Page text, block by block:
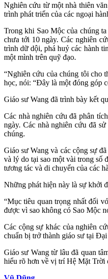
Nghiên cứu từ một nhà thiên
trình phát triển của các ngoại
Trong khi Sao Mộc của chúng
chưa tới 10 ngày. Các nghiên
trình dữ dội, phá huỷ các hành
một mình trên quỹ đạo.
“Nghiên cứu của chúng tôi cho
học, nói: “Đây là một đóng góp
Giáo sư Wang đã trình bày kết
Các nhà nghiên cứu đã phân
ngày. Các nhà nghiên cứu đã
chúng.
Giáo sư Wang và các cộng sự
và lý do tại sao một vài trong số
tương tác và di chuyển của các
Những phát hiện này là sự khởi
“Mục tiêu quan trọng nhất đối
được vì sao không có Sao Mộc
Các cộng sự khác của nghiên
chuẩn bị trở thành giáo sư tại Đại
Giáo sư Wang từ lâu đã quan
hiểu rõ hơn về vị trí Hệ Mặt Trời